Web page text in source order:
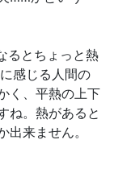
るとちょっと熱
感じる人間の
く、平熱の上下
ね。熱があると
来ません。